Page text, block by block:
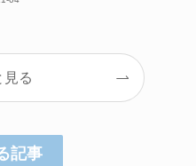
見る
記事